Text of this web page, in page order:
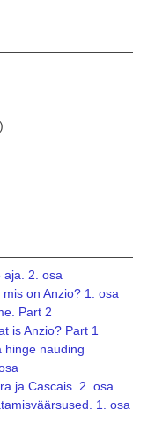
aja. 2. osa
on Anzio? 1. osa
Part 2
is Anzio? Part 1
hinge nauding
ja Cascais. 2. osa
1. osa